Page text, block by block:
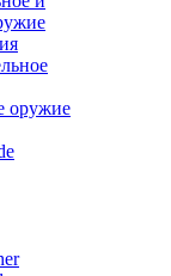
оружие